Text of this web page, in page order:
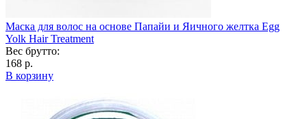
Маска для волос на основе Папайи и Яичного желтка Egg
Yolk Hair Treatment
Вес брутто:
168 р.
В корзину